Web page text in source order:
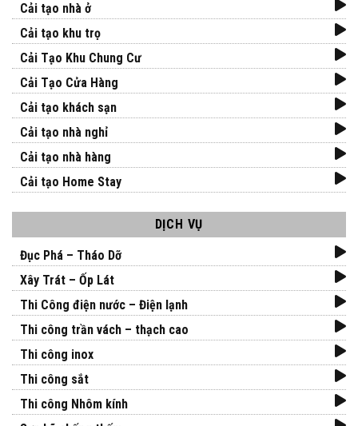
Cải tạo nhà ở
Cải tạo khu trọ
Cải Tạo Khu Chung Cư
Cải Tạo Cửa Hàng
Cải tạo khách sạn
Cải tạo nhà nghỉ
Cải tạo nhà hàng
Cải tạo Home Stay
DỊCH VỤ
Đục Phá – Tháo Dỡ
Xây Trát – Ốp Lát
Thi Công điện nước – Điện lạnh
Thi công trần vách – thạch cao
Thi công inox
Thi công sắt
Thi công Nhôm kính